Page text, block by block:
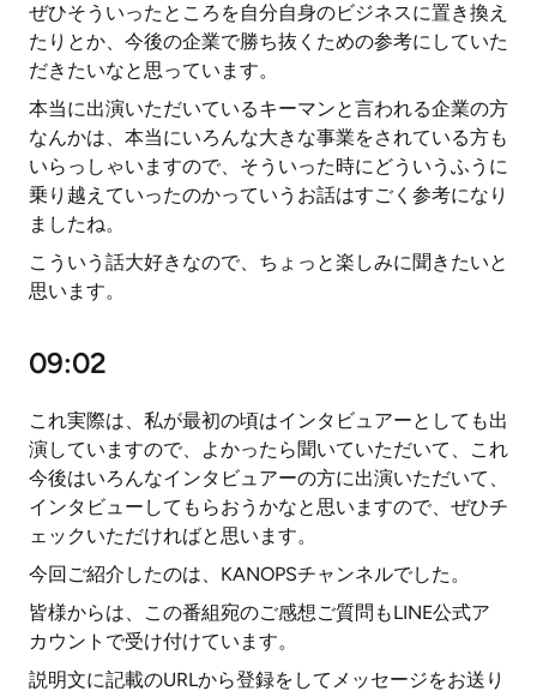
ぜひそういったところを自分自身のビジネスに置き換え
たりとか、今後の企業で勝ち抜くための参考にしていた
だきたいなと思っています。
本当に出演いただいているキーマンと言われる企業の方
なんかは、本当にいろんな大きな事業をされている方も
いらっしゃいますので、そういった時にどういうふうに
乗り越えていったのかっていうお話はすごく参考になり
ましたね。
こういう話大好きなので、ちょっと楽しみに聞きたいと
思います。
09:02
これ実際は、私が最初の頃はインタビュアーとしても出
演していますので、よかったら聞いていただいて、これ
今後はいろんなインタビュアーの方に出演いただいて、
インタビューしてもらおうかなと思いますので、ぜひチ
ェックいただければと思います。
今回ご紹介したのは、KANOPSチャンネルでした。
皆様からは、この番組宛のご感想ご質問もLINE公式ア
カウントで受け付けています。
説明文に記載のURLから登録をしてメッセージをお送り